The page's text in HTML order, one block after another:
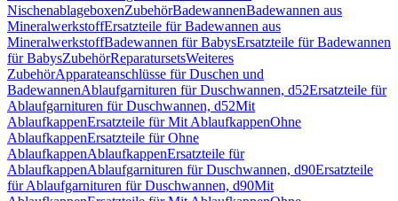
NischenablageboxenZubehörBadewannenBadewannen aus
MineralwerkstoffErsatzteile für Badewannen aus
MineralwerkstoffBadewannen für BabysErsatzteile für Badewannen
für BabysZubehörReparatursetsWeiteres
ZubehörApparateanschlüsse für Duschen und
BadewannenAblaufgarnituren für Duschwannen, d52Ersatzteile für
Ablaufgarnituren für Duschwannen, d52Mit
AblaufkappenErsatzteile für Mit AblaufkappenOhne
AblaufkappenErsatzteile für Ohne
AblaufkappenAblaufkappenErsatzteile für
AblaufkappenAblaufgarnituren für Duschwannen, d90Ersatzteile
für Ablaufgarnituren für Duschwannen, d90Mit